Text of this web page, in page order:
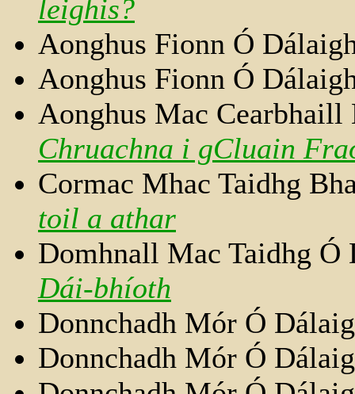
leighis?
Aonghus Fionn Ó
Aonghus Fionn Ó
Aonghus Mac
Chruachna i gCluain
Cormac Mhac Taidhg
toil a athar
Domhnall Mac Taidhg
Dái-bhíoth
Donnchadh Mór Ó
Donnchadh Mór Ó